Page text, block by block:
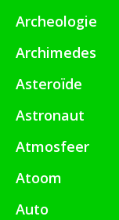
Archeologie
Archimedes
Asteroïde
Astronaut
Atmosfeer
Atoom
Auto